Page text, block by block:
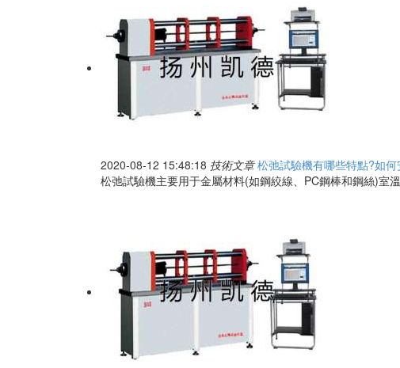
2020-08-12 15:48:18 技術文章 松弛試驗機有哪些特點?如何
松弛試驗機主要用于金屬材料(如鋼絞線、PC鋼棒和鋼絲)室